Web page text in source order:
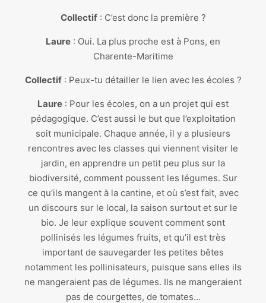
Collectif: C’est donc la première ?
Laure : Oui. La plus proche est à Pons, en
Charente-Maritime
Collectif: Peux-tu détailler le lien avec les écoles ?
Laure : Pour les écoles, on a un projet qui est
pédagogique. C’est aussi le but que l’exploitation
soit municipale. Chaque année, il y a plusieurs
rencontres avec les classes qui viennent visiter le
jardin, en apprendre un petit peu plus sur la
biodiversité, comment poussent les légumes. Sur
ce qu’ils mangent à la cantine, et où s’est fait, avec
un discours sur le local, la saison surtout et sur le
bio. Je leur explique souvent comment sont
pollinisés les légumes fruits, et qu’il est très
important de sauvegarder les petites bêtes
notamment les pollinisateurs, puisque sans elles ils
ne mangeraient pas de légumes. Ils ne mangeraient
pas de courgettes, de tomates…